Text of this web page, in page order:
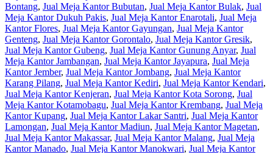
Bontang, Jual Meja Kantor Bubutan, Jual Meja Kantor Bulak, Jual
Meja Kantor Dukuh Pakis, Jual Meja Kantor Enarotali, Jual Meja
Kantor Flores, Jual Meja Kantor Gayungan, Jual Meja Kantor
Genteng, Jual Meja Kantor Gorontalo, Jual Meja Kantor Gresik,
Jual Meja Kantor Gubeng, Jual Meja Kantor Gunung Anyar, Jual
Meja Kantor Jambangan, Jual Meja Kantor Jayapura, Jual Meja
Kantor Jember, Jual Meja Kantor Jombang, Jual Meja Kantor
Karang Pilang, Jual Meja Kantor Kediri, Jual Meja Kantor Kendari,
Jual Meja Kantor Kenjeran, Jual Meja Kantor Kota Sorong, Jual
Meja Kantor Kotamobagu, Jual Meja Kantor Krembang, Jual Meja
Kantor Kupang, Jual Meja Kantor Lakar Santri, Jual Meja Kantor
Lamongan, Jual Meja Kantor Madiun, Jual Meja Kantor Magetan,
Jual Meja Kantor Makassar, Jual Meja Kantor Malang, Jual Meja
Kantor Manado, Jual Meja Kantor Manokwari, Jual Meja Kantor